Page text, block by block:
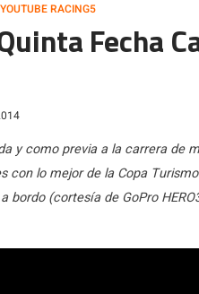
YOUTUBE RACING5
Fecha
y como previa a la carrera de
con lo mejor de la Copa
bordo (cortesía de GoPro